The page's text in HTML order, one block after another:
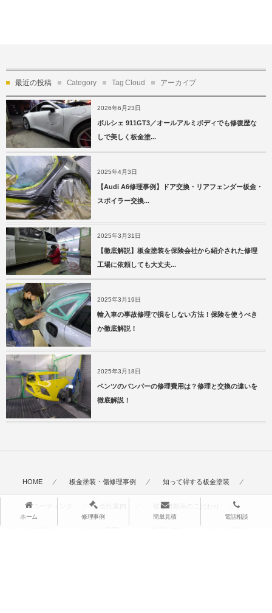
最近の投稿 Category Tag Cloud アーカイブ
2026年6月23日
ポルシェ 911GT3／オールアルミボディでも修復歴な
しで美しく板金塗...
2025年4月3日
【Audi A6修理事例】ドア交換・リアフェンダー板金・
スポイラー交換...
2025年3月31日
【徹底解説】板金塗装を保険会社から紹介された修理
工場に依頼しても大丈夫...
2025年3月19日
輸入車の事故修理で損をしない方法！保険を使うべき
か徹底解説！
2025年3月18日
ベンツのバンパーの修理費用は？修理と交換の違いを
徹底解説！
HOME 板金塗装・傷修理事例 知って得する板金塗装
コーティング 佐藤自動車のこだわり
ホーム 修理事例 簡単見積 電話相談